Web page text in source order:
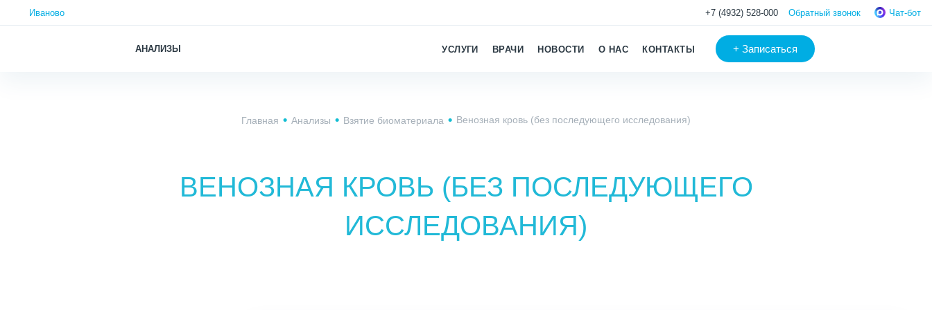
Иваново +7 (4932) 528-000 Обратный звонок Чат-бот
АНАЛИЗЫ УСЛУГИ ВРАЧИ НОВОСТИ О НАС КОНТАКТЫ + Записаться
Главная Анализы Взятие биоматериала Венозная кровь (без последующего исследования)
ВЕНОЗНАЯ КРОВЬ (БЕЗ ПОСЛЕДУЮЩЕГО
ИССЛЕДОВАНИЯ)